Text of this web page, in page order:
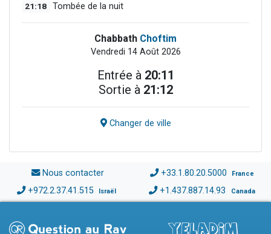
21:18 Tombée de la nuit
Chabbath Choftim
Vendredi 14 Août 2026
Entrée à 20:11
Sortie à 21:12
Changer de ville
Nous contacter +33.1.80.20.5000 France
+972.2.37.41.515 Israël +1.437.887.14.93 Canada